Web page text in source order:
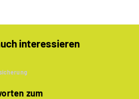
interessieren
zum